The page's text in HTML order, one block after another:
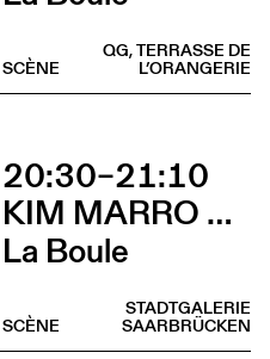
QG, TERRASSE DE
L’ORANGERIE
SCÈNE
20:30–21:10
KIM MARRO & LIAM LELARGE
La Boule
STADTGALERIE
SAARBRÜCKEN
SCÈNE